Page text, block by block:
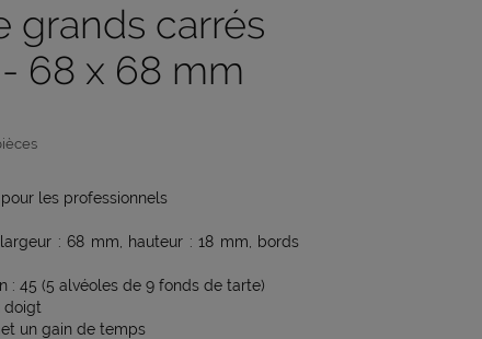
grands carrés
68 x 68 mm
pour les professionnels
: 68 mm, hauteur : 18 mm, bords
: 45 (5 alvéoles de 9 fonds de tarte)
doigt
un gain de temps